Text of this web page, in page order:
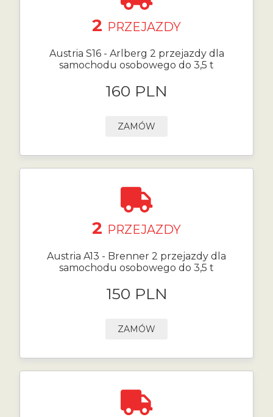
2 PRZEJAZDY
Austria S16 - Arlberg 2 przejazdy dla
samochodu osobowego do 3,5 t
160 PLN
ZAMÓW
2 PRZEJAZDY
Austria A13 - Brenner 2 przejazdy dla
samochodu osobowego do 3,5 t
150 PLN
ZAMÓW